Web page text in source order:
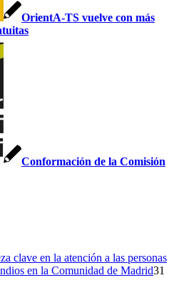
OrientA-TS vuelve con más
Conformación de la Comisión
clave en la atención a las personas
en la Comunidad de Madrid31